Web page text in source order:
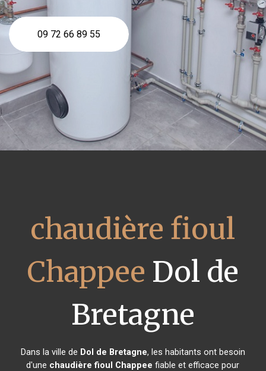
09 72 66 89 55
chaudière fioul
Chappee Dol de
Bretagne
Dans la ville de Dol de Bretagne, les habitants ont besoin
d'une chaudière fioul Chappee fiable et efficace pour